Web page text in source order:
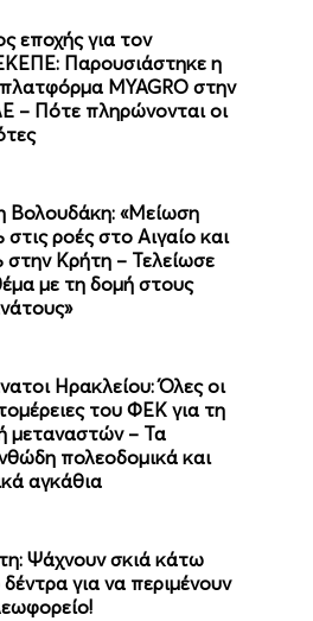
εποχής για τον
Παρουσιάστηκε η
MYAGRO στην
– Πότε πληρώνονται οι
Βολουδάκη: «Μείωση
στις ροές στο Αιγαίο και
στην Κρήτη – Τελείωσε
με τη δομή στους
Ηρακλείου: Όλες οι
του ΦΕΚ για τη
μεταναστών – Τα
πολεοδομικά και
αγκάθια
Ψάχνουν σκιά κάτω
για να περιμένουν